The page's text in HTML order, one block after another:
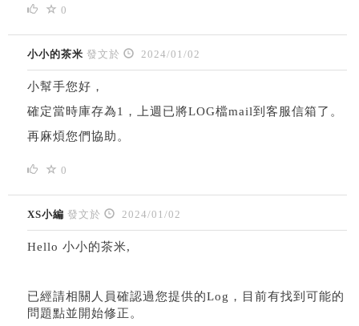
0
小小的茶米 發文於 2024/01/02
小幫手您好，
確定當時庫存為1，上週已將LOG檔mail到客服信箱了。
再麻煩您們協助。
0
XS小編 發文於 2024/01/02
Hello 小小的茶米,
已經請相關人員確認過您提供的Log，目前有找到可能的
問題點並開始修正。